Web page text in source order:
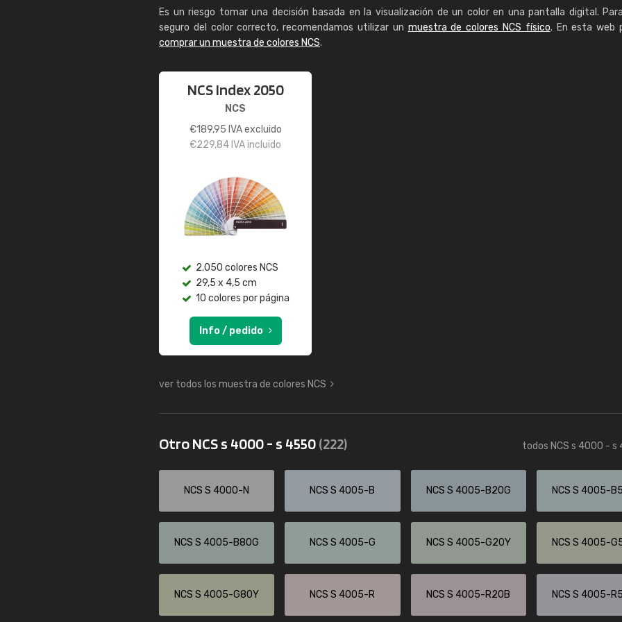
Es un riesgo tomar una decisión basada en la visualización de un color en una pantalla digital.
seguro del color correcto, recomendamos utilizar un muestra de colores NCS físico. En esta web
comprar un muestra de colores NCS.
NCS Index 2050
NCS
€189,95 IVA excluido
€229,84 IVA incluido
2.050 colores NCS
29,5 x 4,5 cm
10 colores por página
Info / pedido
ver todos los muestra de colores NCS
Otro NCS s 4000 - s 4550(222) todos NCS s 4000 - s
NCS S 4000-N NCS S 4005-B NCS S 4005-B20G NCS S 4005-
NCS S 4005-B80G NCS S 4005-G NCS S 4005-G20Y NCS S 4005-
NCS S 4005-G80Y NCS S 4005-R NCS S 4005-R20B NCS S 4005-